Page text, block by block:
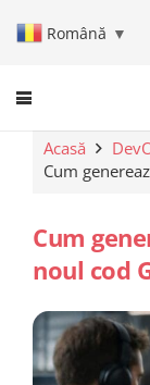
Română ▼
Acasă
Cum
Cum
noul cod